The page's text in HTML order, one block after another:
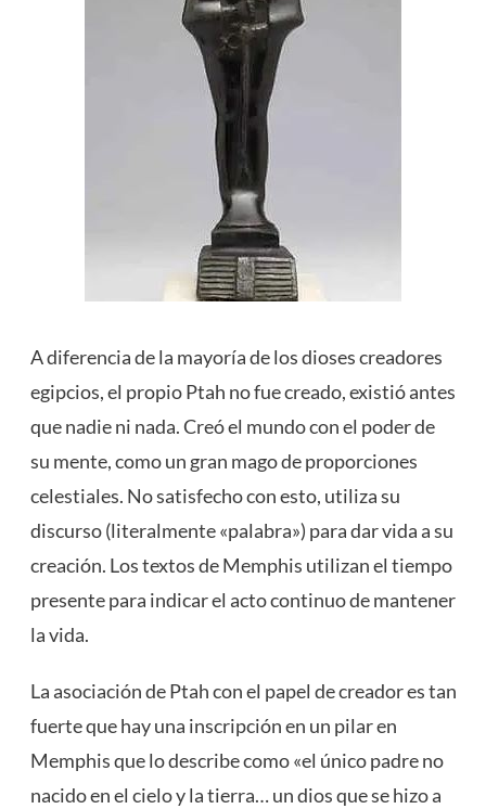
A diferencia de la mayoría de los dioses creadores
egipcios, el propio Ptah no fue creado, existió antes
que nadie ni nada. Creó el mundo con el poder de
su mente, como un gran mago de proporciones
celestiales. No satisfecho con esto, utiliza su
discurso (literalmente «palabra») para dar vida a su
creación. Los textos de Memphis utilizan el tiempo
presente para indicar el acto continuo de mantener
la vida.
La asociación de Ptah con el papel de creador es tan
fuerte que hay una inscripción en un pilar en
Memphis que lo describe como «el único padre no
nacido en el cielo y la tierra… un dios que se hizo a